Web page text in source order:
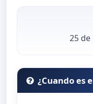
25
¿Cuando es